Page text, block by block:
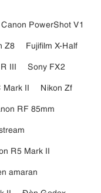
Canon PowerShot V1
Z8
Fujifilm X-Half
III
Sony FX2
Mark II
Nikon Zf
RF 85mm
R5 Mark II
amaran